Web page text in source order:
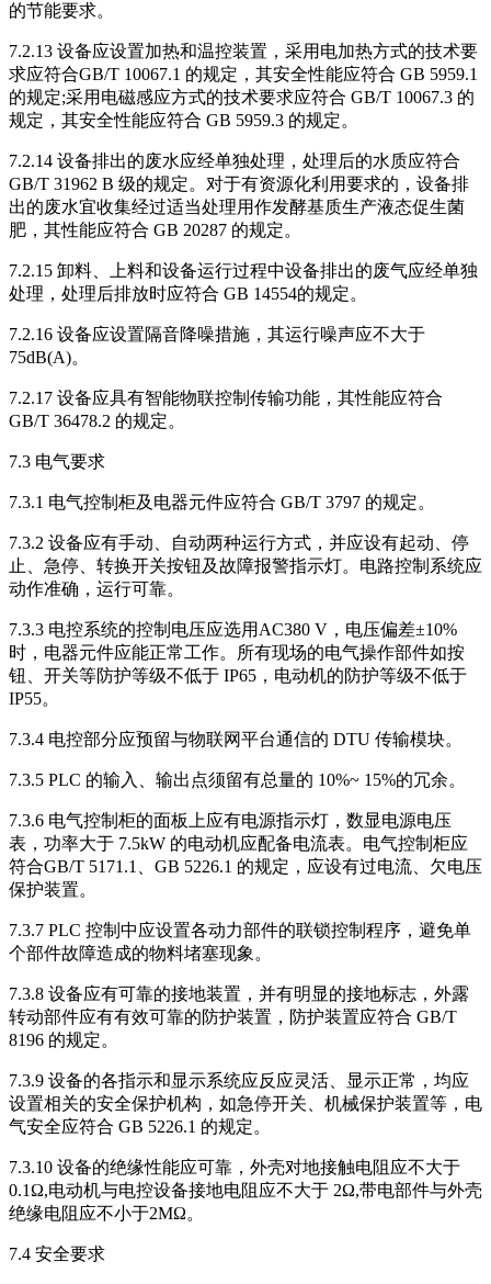
的节能要求。
7.2.13 设备应设置加热和温控装置，采用电加热方式的技术要
求应符合GB/T 10067.1 的规定，其安全性能应符合 GB 5959.1
的规定;采用电磁感应方式的技术要求应符合 GB/T 10067.3 的
规定，其安全性能应符合 GB 5959.3 的规定。
7.2.14 设备排出的废水应经单独处理，处理后的水质应符合
GB/T 31962 B 级的规定。对于有资源化利用要求的，设备排
出的废水宜收集经过适当处理用作发酵基质生产液态促生菌
肥，其性能应符合 GB 20287 的规定。
7.2.15 卸料、上料和设备运行过程中设备排出的废气应经单独
处理，处理后排放时应符合 GB 14554的规定。
7.2.16 设备应设置隔音降噪措施，其运行噪声应不大于
75dB(A)。
7.2.17 设备应具有智能物联控制传输功能，其性能应符合
GB/T 36478.2 的规定。
7.3 电气要求
7.3.1 电气控制柜及电器元件应符合 GB/T 3797 的规定。
7.3.2 设备应有手动、自动两种运行方式，并应设有起动、停
止、急停、转换开关按钮及故障报警指示灯。电路控制系统应
动作准确，运行可靠。
7.3.3 电控系统的控制电压应选用AC380 V，电压偏差±10%
时，电器元件应能正常工作。所有现场的电气操作部件如按
钮、开关等防护等级不低于 IP65，电动机的防护等级不低于
IP55。
7.3.4 电控部分应预留与物联网平台通信的 DTU 传输模块。
7.3.5 PLC 的输入、输出点须留有总量的 10%~ 15%的冗余。
7.3.6 电气控制柜的面板上应有电源指示灯，数显电源电压
表，功率大于 7.5kW 的电动机应配备电流表。电气控制柜应
符合GB/T 5171.1、GB 5226.1 的规定，应设有过电流、欠电压
保护装置。
7.3.7 PLC 控制中应设置各动力部件的联锁控制程序，避免单
个部件故障造成的物料堵塞现象。
7.3.8 设备应有可靠的接地装置，并有明显的接地标志，外露
转动部件应有有效可靠的防护装置，防护装置应符合 GB/T
8196 的规定。
7.3.9 设备的各指示和显示系统应反应灵活、显示正常，均应
设置相关的安全保护机构，如急停开关、机械保护装置等，电
气安全应符合 GB 5226.1 的规定。
7.3.10 设备的绝缘性能应可靠，外壳对地接触电阻应不大于
0.1Ω,电动机与电控设备接地电阻应不大于 2Ω,带电部件与外壳
绝缘电阻应不小于2MΩ。
7.4 安全要求